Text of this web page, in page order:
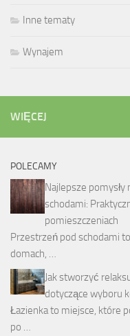
Inne tematy
Wynajem
WIĘCEJ
POLECAMY
Najlepsze
schodami:
pomieszczeniach
Przestrzeń pod schodami
domach, …
Jak stworzyć
dotyczące wyboru
Łazienka to miejsce, które
po …